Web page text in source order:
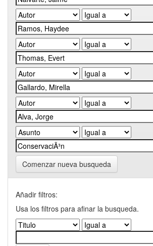
Comenzar nueva busqueda
Añadir filtros:
Usa los filtros para afinar la busqueda.